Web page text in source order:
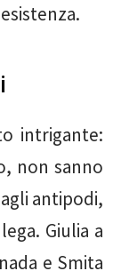
intrigante:
non sanno
antipodi,
Giulia a
e Smita